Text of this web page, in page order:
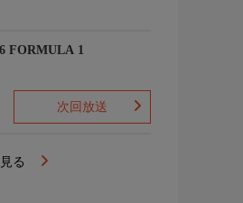
FORMULA 1
次回放送
見る